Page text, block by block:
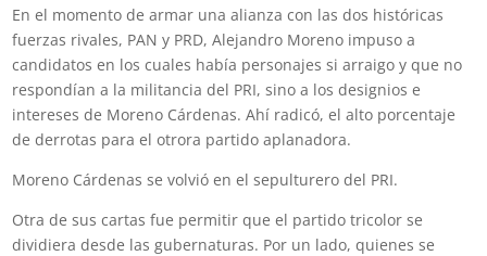
En el momento de armar una alianza con las dos históricas
fuerzas rivales, PAN y PRD, Alejandro Moreno impuso a
candidatos en los cuales había personajes si arraigo y que no
respondían a la militancia del PRI, sino a los designios e
intereses de Moreno Cárdenas. Ahí radicó, el alto porcentaje
de derrotas para el otrora partido aplanadora.
Moreno Cárdenas se volvió en el sepulturero del PRI.
Otra de sus cartas fue permitir que el partido tricolor se
dividiera desde las gubernaturas. Por un lado, quienes se